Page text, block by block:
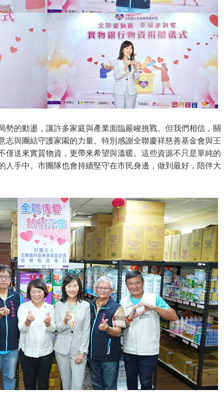
勢的動盪，讓許多家庭與產業面臨嚴峻挑戰。但我們相信，關
志與團結守護家園的力量。特別感謝全聯慶祥慈善基金會與王
僅送來實質物資，更帶來希望與溫暖。這些資源不只是單純的
人手中。市團隊也會持續堅守在市民身邊，做到最好，陪伴大